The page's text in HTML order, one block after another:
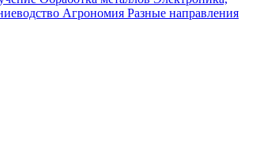
Агрономия Разные направления